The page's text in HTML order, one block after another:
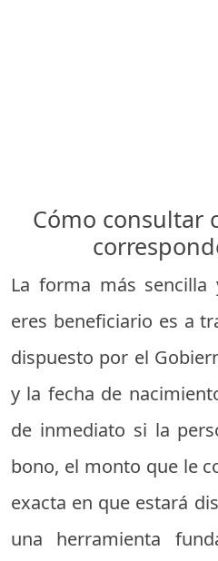
Cómo consultar
La forma más
eres beneficiario es a
dispuesto por el
y la fecha de
de inmediato si la
bono, el monto que le
exacta en que estará
una herramienta